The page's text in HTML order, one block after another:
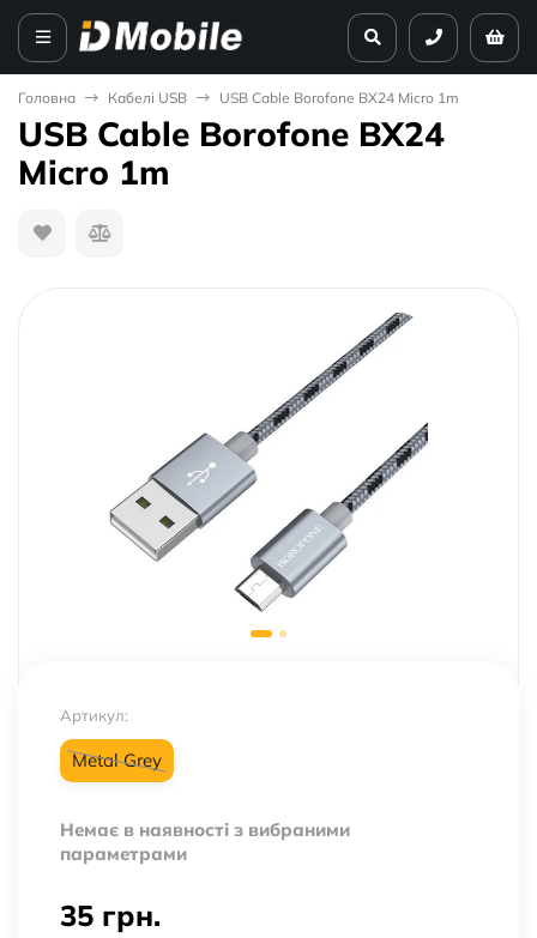
Головна Кабелі USB USB Cable Borofone BX24 Micro 1m
USB Cable Borofone BX24
Micro 1m
Артикул:
Metal Grey
Немає в наявності з вибраними
параметрами
35 грн.